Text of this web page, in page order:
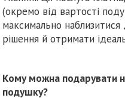
(окремо від вартості
максимально наблизитися
рішення й отримати
Кому можна подарувати
подушку?